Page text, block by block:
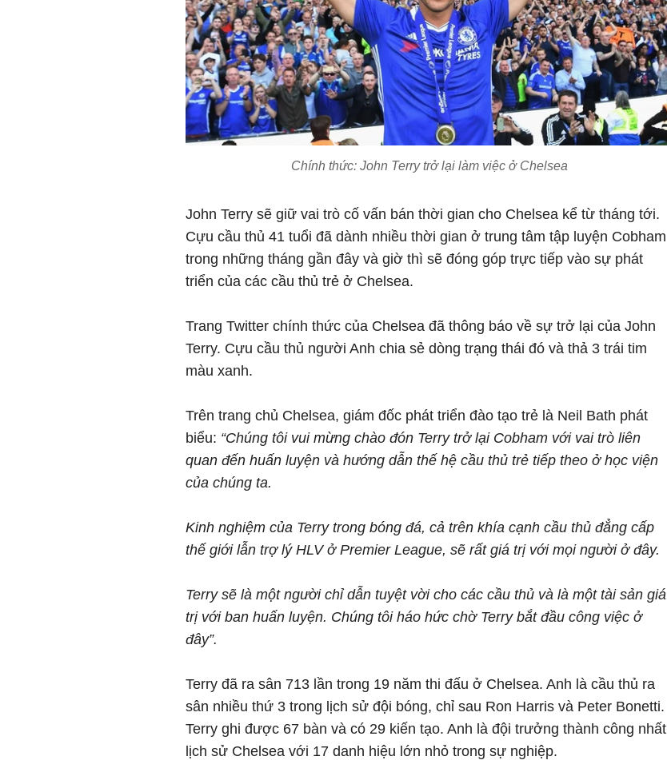
Chính thức: John Terry trở lại làm việc ở Chelsea
John Terry sẽ giữ vai trò cố vấn bán thời gian cho Chelsea kể từ tháng tới.
Cựu cầu thủ 41 tuổi đã dành nhiều thời gian ở trung tâm tập luyện Cobham
trong những tháng gần đây và giờ thì sẽ đóng góp trực tiếp vào sự phát
triển của các cầu thủ trẻ ở Chelsea.
Trang Twitter chính thức của Chelsea đã thông báo về sự trở lại của John
Terry. Cựu cầu thủ người Anh chia sẻ dòng trạng thái đó và thả 3 trái tim
màu xanh.
Trên trang chủ Chelsea, giám đốc phát triển đào tạo trẻ là Neil Bath phát
biểu: “Chúng tôi vui mừng chào đón Terry trở lại Cobham với vai trò liên
quan đến huấn luyện và hướng dẫn thế hệ cầu thủ trẻ tiếp theo ở học viện
của chúng ta.
Kinh nghiệm của Terry trong bóng đá, cả trên khía cạnh cầu thủ đẳng cấp
thế giới lẫn trợ lý HLV ở Premier League, sẽ rất giá trị với mọi người ở đây.
Terry sẽ là một người chỉ dẫn tuyệt vời cho các cầu thủ và là một tài sản giá
trị với ban huấn luyện. Chúng tôi háo hức chờ Terry bắt đầu công việc ở
đây”.
Terry đã ra sân 713 lần trong 19 năm thi đấu ở Chelsea. Anh là cầu thủ ra
sân nhiều thứ 3 trong lịch sử đội bóng, chỉ sau Ron Harris và Peter Bonetti.
Terry ghi được 67 bàn và có 29 kiến tạo. Anh là đội trưởng thành công nhất
lịch sử Chelsea với 17 danh hiệu lớn nhỏ trong sự nghiệp.